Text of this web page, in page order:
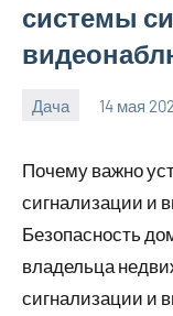
системы
Дача 14 мая
calvinken_co
Почему важно
сигнализации и
Безопасность
владельца
сигнализации и